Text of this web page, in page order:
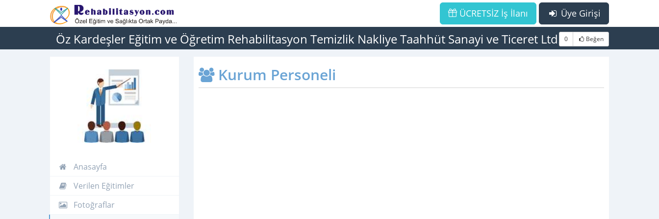
Üye Girişi
ÜCRETSİZ İş İlanı
Öz Kardeşler Eğitim ve Öğretim Rehabilitasyon Temizlik Nakliye Taahhüt Sanayi ve Ticeret Ltd.Şti
0 Beğen
Anasayfa
Verilen Eğitimler
Fotoğraflar
Kurum Personeli